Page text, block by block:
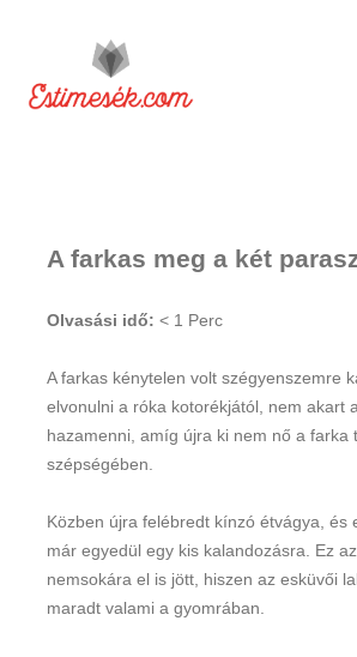
A farkas meg a két
Olvasási idő: < 1 Perc
A farkas kénytelen volt szégyenszemre
elvonulni a róka kotorékjától, nem akart
hazamenni, amíg újra ki nem nő a farka
szépségében.
Közben újra felébredt kínzó étvágya, és
már egyedül egy kis kalandozásra. Ez
nemsokára el is jött, hiszen az esküvői
maradt valami a gyomrában.